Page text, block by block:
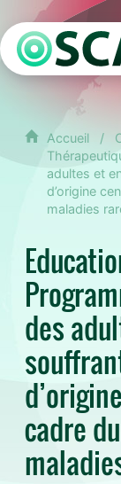
Accueil
adultes et
d’origine
maladies
des
cadre